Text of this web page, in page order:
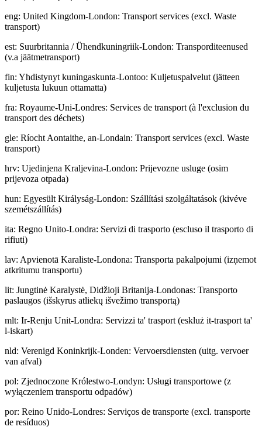
eng: United Kingdom-London: Transport services (excl. Waste
transport)
est: Suurbritannia / Ühendkuningriik-London: Transporditeenused
(v.a jäätmetransport)
fin: Yhdistynyt kuningaskunta-Lontoo: Kuljetuspalvelut (jätteen
kuljetusta lukuun ottamatta)
fra: Royaume-Uni-Londres: Services de transport (à l'exclusion du
transport des déchets)
gle: Ríocht Aontaithe, an-Londain: Transport services (excl. Waste
transport)
hrv: Ujedinjena Kraljevina-London: Prijevozne usluge (osim
prijevoza otpada)
hun: Egyesült Királyság-London: Szállítási szolgáltatások (kivéve
szemétszállítás)
ita: Regno Unito-Londra: Servizi di trasporto (escluso il trasporto di
rifiuti)
lav: Apvienotā Karaliste-Londona: Transporta pakalpojumi (izņemot
atkritumu transportu)
lit: Jungtinė Karalystė, Didžioji Britanija-Londonas: Transporto
paslaugos (išskyrus atliekų išvežimo transportą)
mlt: Ir-Renju Unit-Londra: Servizzi ta' trasport (eskluż it-trasport ta'
l-iskart)
nld: Verenigd Koninkrijk-Londen: Vervoersdiensten (uitg. vervoer
van afval)
pol: Zjednoczone Królestwo-Londyn: Usługi transportowe (z
wyłączeniem transportu odpadów)
por: Reino Unido-Londres: Serviços de transporte (excl. transporte
de resíduos)